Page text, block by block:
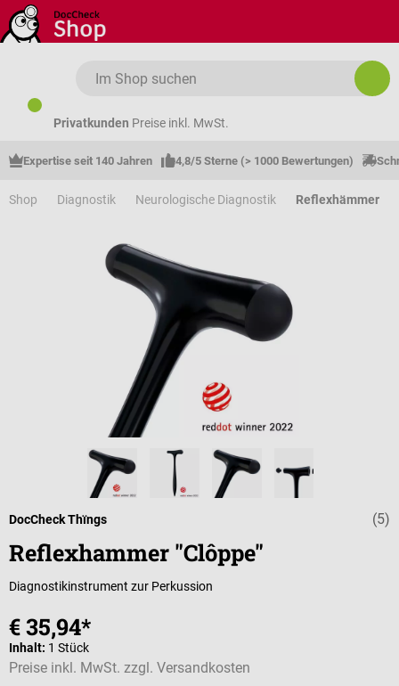
Zum Hauptinhalt springen
Privatkunden Preise inkl. MwSt.
Expertise seit 140 Jahren 4,8/5 Sterne (> 1000 Bewertungen)
Shop Diagnostik Neurologische Diagnostik Reflexhämmer
(5)
DocCheck Thïngs
Reflexhammer "Clôppe"
Diagnostikinstrument zur Perkussion
€ 35,94*
Inhalt: 1 Stück
Preise inkl. MwSt. zzgl. Versandkosten